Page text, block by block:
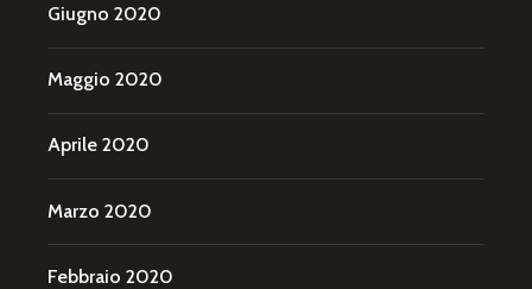
Giugno 2020
Maggio 2020
Aprile 2020
Marzo 2020
Febbraio 2020